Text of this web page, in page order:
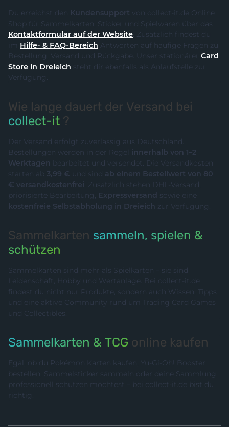
Du erreichst den Kundensupport von collect-it.de Online
Shop für Sammelkarten, Sticker und Spielwaren über das
Kontaktformular auf der Website. Zusätzlich findest du
im Hilfe- & FAQ-Bereich Antworten auf häufige Fragen zu
Bestellung, Versand und Rückgabe. Unser stationärer Card
Store in Dreieich steht dir ebenfalls als Anlaufstelle zur
Verfügung.
Wie lange dauert der Versand bei
collect-it ?
Der Versand erfolgt zuverlässig aus Deutschland.
Bestellungen werden in der Regel innerhalb von 1–2
Werktagen bearbeitet und versendet. Die Versandkosten
starten ab 3,99 € und sind ab einem Bestellwert von 80
€ versandkostenfrei. Zusätzlich stehen DHL-Versand,
priorisierte Bearbeitung, Expressversand sowie eine
kostenfreie Selbstabholung in Dreieich zur Verfügung.
Sammelkarten sammeln, spielen &
schützen
Sammelkarten sind mehr als Spielkarten – sie sind
Leidenschaft, Hobby und Wertanlage. Bei collect-it.de
findest du nicht nur Produkte, sondern auch Wissen, Tipps
und eine aktive Community rund um Trading Card Games
und Collectibles.
Sammelkarten & TCG online kaufen
Egal, ob du Pokémon Karten kaufen, Yu-Gi-Oh! Booster
bestellen, Sammelsticker sammeln oder deine Sammlung
professionell schützen möchtest – bei collect-it.de bist du
richtig.